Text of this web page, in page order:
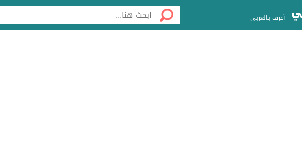
أعرف بالعربي